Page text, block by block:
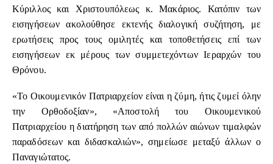
Κύριλλος και Χριστουπόλεως κ. Μακάριος. Κατόπιν των
εισηγήσεων ακολούθησε εκτενής διαλογική συζήτηση, με
ερωτήσεις προς τους ομιλητές και τοποθετήσεις επί των
εισηγήσεων εκ μέρους των συμμετεχόντων Ιεραρχών του
Θρόνου.
«Το Οικουμενικόν Πατριαρχείον είναι η ζύμη, ήτις ζυμεί όλην
την Ορθοδοξίαν», «Αποστολή του Οικουμενικού
Πατριαρχείου η διατήρηση των από πολλών αιώνων τιμαλφών
παραδόσεων και διδασκαλιών», σημείωσε μεταξύ άλλων ο
Παναγιώτατος.